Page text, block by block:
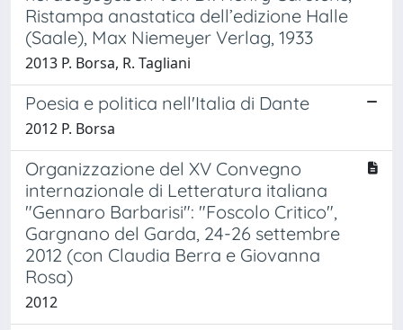
Ristampa anastatica dell’edizione Halle
(Saale), Max Niemeyer Verlag, 1933
2013 P. Borsa, R. Tagliani
Poesia e politica nell'Italia di Dante
2012 P. Borsa
Organizzazione del XV Convegno
internazionale di Letteratura italiana
"Gennaro Barbarisi": "Foscolo Critico",
Gargnano del Garda, 24-26 settembre
2012 (con Claudia Berra e Giovanna
Rosa)
2012